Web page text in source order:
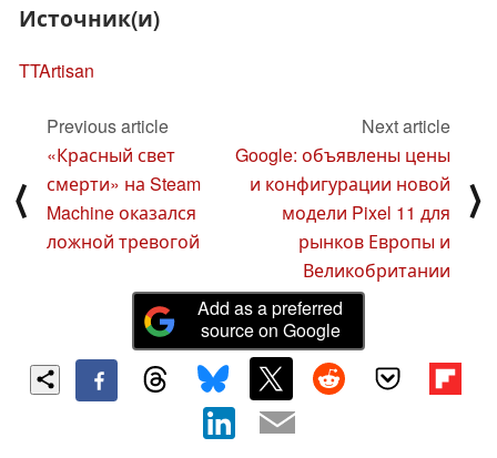
Источник(и)
TTArtisan
⟨
Previous article
«Красный свет
смерти» на Steam
Machine оказался
ложной тревогой
Next article
Google: объявлены цены
и конфигурации новой
модели Pixel 11 для
рынков Европы и
Великобритании
⟩
Add as a preferred
source on Google